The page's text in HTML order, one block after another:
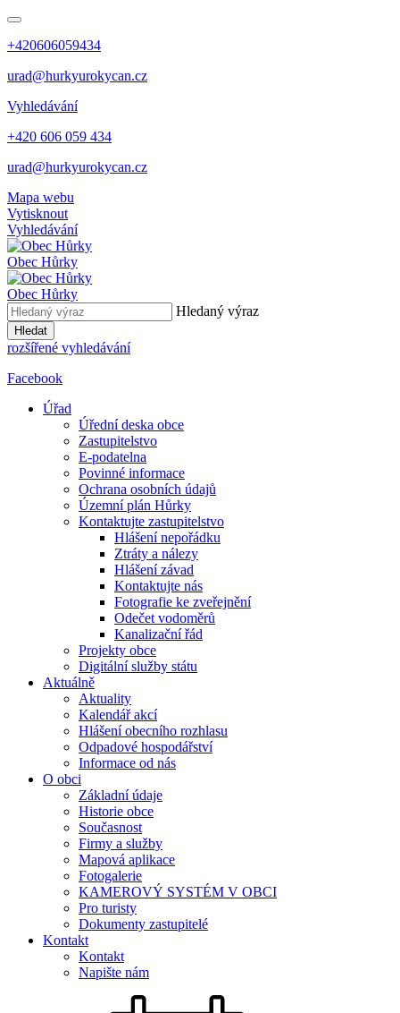
+420606059434
urad@hurkyurokycan.cz
Vyhledávání
+420 606 059 434
urad@hurkyurokycan.cz
Mapa webu
Vytisknout
Vyhledávání
Obec Hůrky
Obec Hůrky
Hledaný výraz
Hledat
rozšířené vyhledávání
Facebook
Úřad
Úřední deska obce
Zastupitelstvo
E-podatelna
Povinné informace
Ochrana osobních údajů
Územní plán Hůrky
Kontaktujte zastupitelstvo
Hlášení nepořádku
Ztráty a nálezy
Hlášení závad
Kontaktujte nás
Fotografie ke zveřejnění
Odečet vodoměrů
Kanalizační řád
Projekty obce
Digitální služby státu
Aktuálně
Aktuality
Kalendář akcí
Hlášení obecního rozhlasu
Odpadové hospodářství
Informace od nás
O obci
Základní údaje
Historie obce
Současnost
Firmy a služby
Mapová aplikace
Fotogalerie
KAMEROVÝ SYSTÉM V OBCI
Pro turisty
Dokumenty zastupitelé
Kontakt
Kontakt
Napište nám